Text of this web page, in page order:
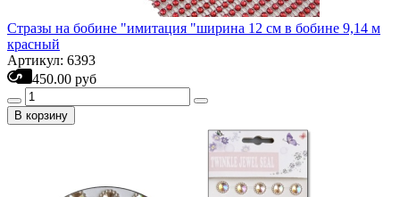
Стразы на бобине "имитация "ширина 12 см в бобине 9,14 м
красный
Артикул: 6393
450.00 руб
В корзину